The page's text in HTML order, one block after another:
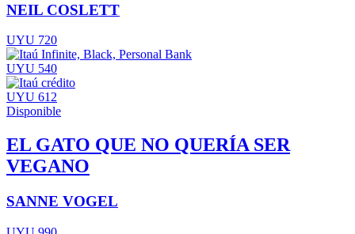
NEIL COSLETT
UYU 720
UYU 540
UYU 612
Disponible
EL GATO QUE NO QUERÍA SER
VEGANO
SANNE VOGEL